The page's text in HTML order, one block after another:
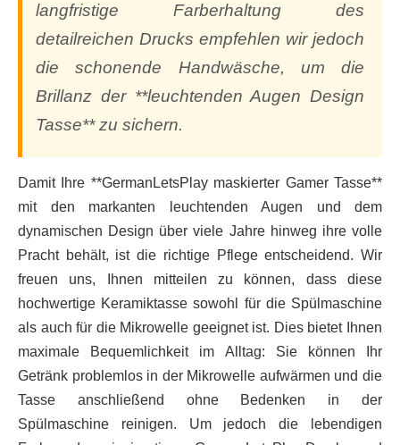
langfristige Farberhaltung des
detailreichen Drucks empfehlen wir jedoch
die schonende Handwäsche, um die
Brillanz der **leuchtenden Augen Design
Tasse** zu sichern.
Damit Ihre **GermanLetsPlay maskierter Gamer Tasse**
mit den markanten leuchtenden Augen und dem
dynamischen Design über viele Jahre hinweg ihre volle
Pracht behält, ist die richtige Pflege entscheidend. Wir
freuen uns, Ihnen mitteilen zu können, dass diese
hochwertige Keramiktasse sowohl für die Spülmaschine
als auch für die Mikrowelle geeignet ist. Dies bietet Ihnen
maximale Bequemlichkeit im Alltag: Sie können Ihr
Getränk problemlos in der Mikrowelle aufwärmen und die
Tasse anschließend ohne Bedenken in der
Spülmaschine reinigen. Um jedoch die lebendigen